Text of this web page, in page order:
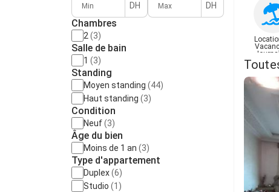
DH DH
Chambres
2 (3)
Salle de bain
1 (3)
Standing
Moyen standing (44)
Haut standing (3)
Condition
Neuf(3)
Âge du bien
Moins de 1 an (3)
Type d'appartement
Duplex(6)
Studio (1)